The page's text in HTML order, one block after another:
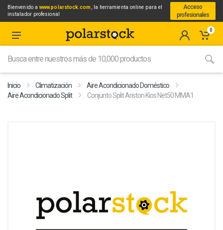
Bienvenido awww.polarstock.com, la herramienta online para el
instalador profesional
Acceso
profesionales
0
Inicio Climatización
Aire Acondicionado Doméstico
Aire Acondicionado Split
Conjunto Split Ariston Kios Net50 MMA1